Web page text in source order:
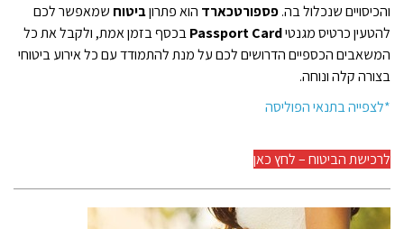
והכיסויים שנכלול בה.פספורטכארד הוא פתרוןביטוח שמאפשר לכם
להטעין כרטיס מגנטיPassport Cardבכסף בזמן אמת, ולקבל את כל
המשאבים הכספיים הדרושים לכם על מנת להתמודד עם כל אירוע ביטוחי
בצורה קלה ונוחה.
*לצפייה בתנאי הפוליסה
לרכישת הביטוח – לחץ כאן